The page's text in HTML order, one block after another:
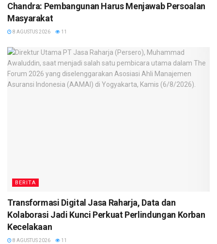
Chandra: Pembangunan Harus Menjawab Persoalan
Masyarakat
8 AGUSTUS 2026 11
BERITA
Transformasi Digital Jasa Raharja, Data dan
Kolaborasi Jadi Kunci Perkuat Perlindungan Korban
Kecelakaan
8 AGUSTUS 2026 11